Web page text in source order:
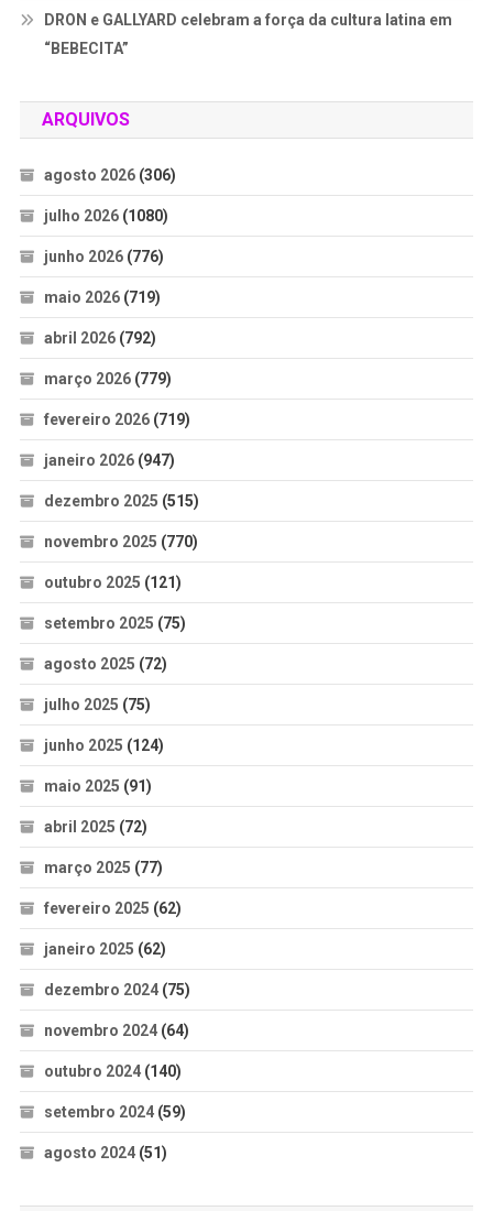
DRON e GALLYARD celebram a força da cultura latina em
“BEBECITA”
ARQUIVOS
agosto 2026(306)
julho 2026(1080)
junho 2026(776)
maio 2026(719)
abril 2026(792)
março 2026(779)
fevereiro 2026(719)
janeiro 2026(947)
dezembro 2025 (515)
novembro 2025 (770)
outubro 2025 (121)
setembro 2025 (75)
agosto 2025 (72)
julho 2025 (75)
junho 2025 (124)
maio 2025 (91)
abril 2025 (72)
março 2025 (77)
fevereiro 2025 (62)
janeiro 2025 (62)
dezembro 2024(75)
novembro 2024(64)
outubro 2024(140)
setembro 2024(59)
agosto 2024(51)